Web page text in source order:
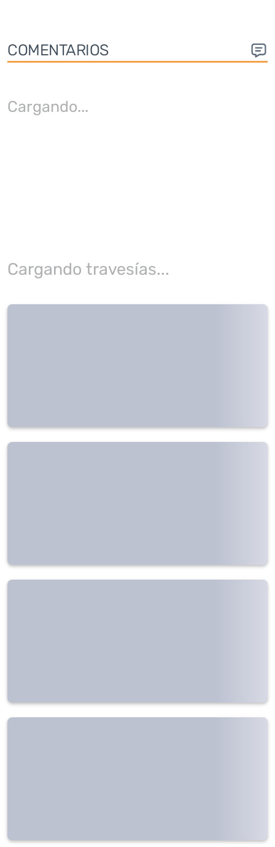
COMENTARIOS
Cargando...
Cargando travesías...